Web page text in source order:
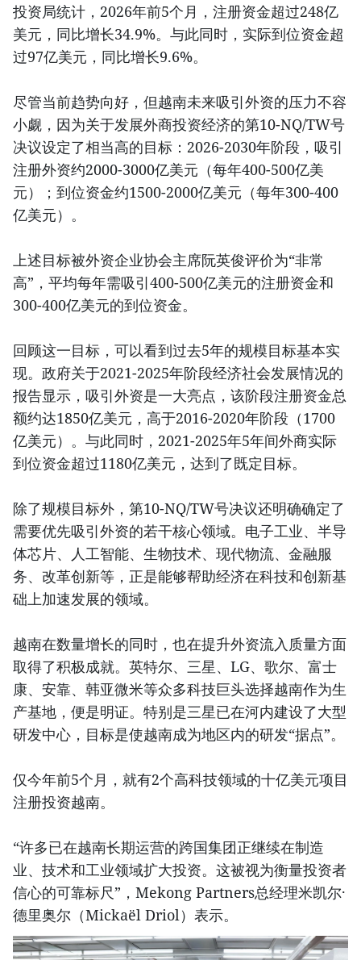
投资局统计，2026年前5个月，注册资金超过248亿
美元，同比增长34.9%。与此同时，实际到位资金超
过97亿美元，同比增长9.6%。
尽管当前趋势向好，但越南未来吸引外资的压力不容
小觑，因为关于发展外商投资经济的第10-NQ/TW号
决议设定了相当高的目标：2026-2030年阶段，吸引
注册外资约2000-3000亿美元（每年400-500亿美
元）；到位资金约1500-2000亿美元（每年300-400
亿美元）。
上述目标被外资企业协会主席阮英俊评价为“非常
高”，平均每年需吸引400-500亿美元的注册资金和
300-400亿美元的到位资金。
回顾这一目标，可以看到过去5年的规模目标基本实
现。政府关于2021-2025年阶段经济社会发展情况的
报告显示，吸引外资是一大亮点，该阶段注册资金总
额约达1850亿美元，高于2016-2020年阶段（1700
亿美元）。与此同时，2021-2025年5年间外商实际
到位资金超过1180亿美元，达到了既定目标。
除了规模目标外，第10-NQ/TW号决议还明确确定了
需要优先吸引外资的若干核心领域。电子工业、半导
体芯片、人工智能、生物技术、现代物流、金融服
务、改革创新等，正是能够帮助经济在科技和创新基
础上加速发展的领域。
越南在数量增长的同时，也在提升外资流入质量方面
取得了积极成就。英特尔、三星、LG、歌尔、富士
康、安靠、韩亚微米等众多科技巨头选择越南作为生
产基地，便是明证。特别是三星已在河内建设了大型
研发中心，目标是使越南成为地区内的研发“据点”。
仅今年前5个月，就有2个高科技领域的十亿美元项目
注册投资越南。
“许多已在越南长期运营的跨国集团正继续在制造
业、技术和工业领域扩大投资。这被视为衡量投资者
信心的可靠标尺”，Mekong Partners总经理米凯尔·
德里奥尔（Mickaël Driol）表示。